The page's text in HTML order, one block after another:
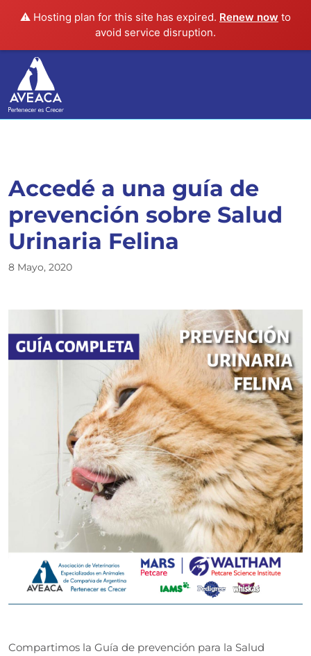
⚠️ Hosting plan for this site has expired. Renew now to
avoid service disruption.
Accedé a una guía de
prevención sobre Salud
Urinaria Felina
8 Mayo, 2020
Compartimos la Guía de prevención para la Salud